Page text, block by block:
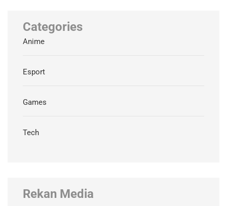
Categories
Anime
Esport
Games
Tech
Rekan Media